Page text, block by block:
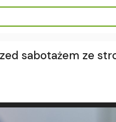
sabotażem ze